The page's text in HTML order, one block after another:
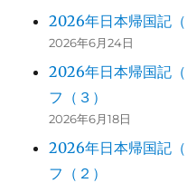
2026年日本帰国記
2026年6月24日
2026年日本帰国記
フ（３）
2026年6月18日
2026年日本帰国記
フ（２）